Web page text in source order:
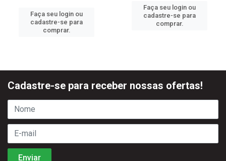
Faça seu login ou
cadastre-se para
comprar.
Faça seu login ou
cadastre-se para
comprar.
Cadastre-se para receber nossas ofertas!